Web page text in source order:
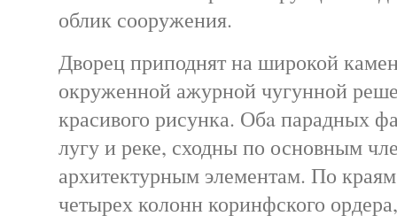
облик сооружения.
Дворец приподнят на широкой
окруженной ажурной чугунной
красивого рисунка. Обa парадных
лугу и реке, сходны по основным
архитектурным элементам. По
четырех колонн коринфского